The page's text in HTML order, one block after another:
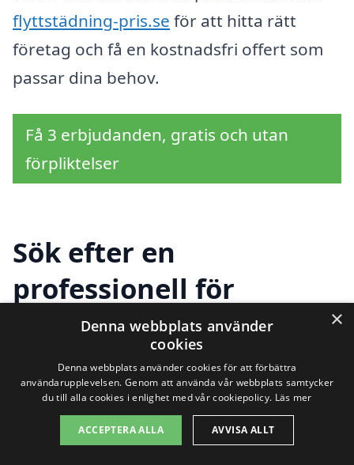
flyttstädning-pris.se för att hitta rätt
företag och få en kostnadsfri offert som
passar dina behov.
Få 3 erbjudanden, gratis och utan
förpliktelser
Sök efter en
professionell för
flyttstädning i andra
städer nära Hyssna
Att hitta hjälp med flyttstädning i Hyssna
kan kännas överväldigande, särskilt när
×
Denna webbplats använder
cookies
Denna webbplats använder cookies för att förbättra
användarupplevelsen. Genom att använda vår webbplats samtycker
du till alla cookies i enlighet med vår cookiepolicy. Läs mer
ACCEPTERA ALLA AVVISA ALLT